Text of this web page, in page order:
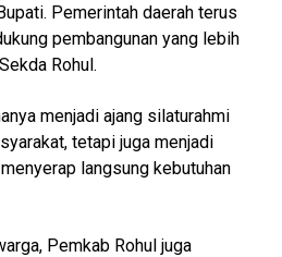
Pemerintah daerah terus
pembangunan yang lebih
Rohul.
menjadi ajang silaturahmi
tetapi juga menjadi
langsung kebutuhan
Pemkab Rohul juga